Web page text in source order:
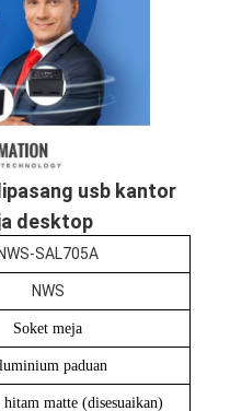
usb kantor
desktop
NWS-SAL705A
NWS
Soket meja
paduan
matte (disesuaikan)